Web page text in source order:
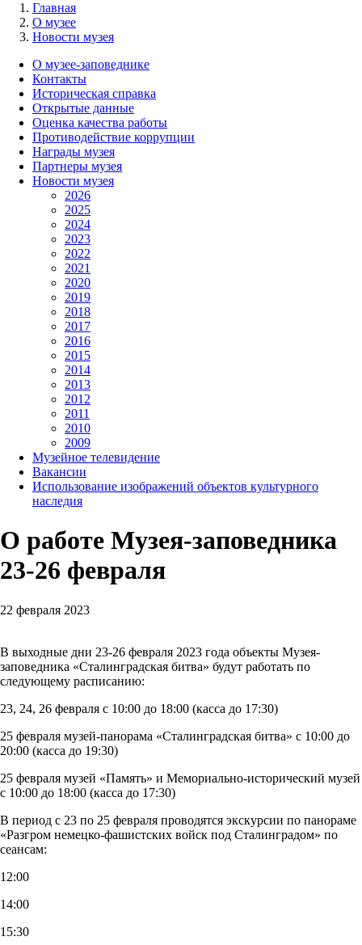
Главная
О музее
Новости музея
О музее-заповеднике
Контакты
Историческая справка
Открытые данные
Оценка качества работы
Противодействие коррупции
Награды музея
Партнеры музея
Новости музея
2026
2025
2024
2023
2022
2021
2020
2019
2018
2017
2016
2015
2014
2013
2012
2011
2010
2009
Музейное телевидение
Вакансии
Использование изображений объектов культурного
наследия
О работе Музея-заповедника
23-26 февраля
22 февраля 2023
В выходные дни 23-26 февраля 2023 года объекты Музея-
заповедника «Сталинградская битва» будут работать по
следующему расписанию:
23, 24, 26 февраля с 10:00 до 18:00 (касса до 17:30)
25 февраля музей-панорама «Сталинградская битва» с 10:00 до
20:00 (касса до 19:30)
25 февраля музей «Память» и Мемориально-исторический музей
с 10:00 до 18:00 (касса до 17:30)
В период с 23 по 25 февраля проводятся экскурсии по панораме
«Разгром немецко-фашистских войск под Сталинградом» по
сеансам:
12:00
14:00
15:30